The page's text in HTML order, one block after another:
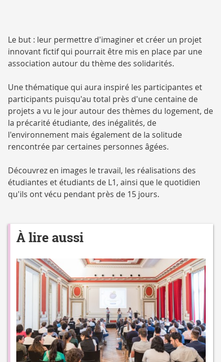
Le but : leur permettre d'imaginer et créer un projet
innovant fictif qui pourrait être mis en place par une
association autour du thème des solidarités.
Une thématique qui aura inspiré les participantes et
participants puisqu'au total près d'une centaine de
projets a vu le jour autour des thèmes du logement, de
la précarité étudiante, des inégalités, de
l'environnement mais également de la solitude
rencontrée par certaines personnes âgées.
Découvrez en images le travail, les réalisations des
étudiantes et étudiants de L1, ainsi que le quotidien
qu'ils ont vécu pendant près de 15 jours.
À lire aussi